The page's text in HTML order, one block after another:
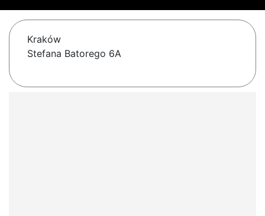
Kraków
Stefana Batorego 6A